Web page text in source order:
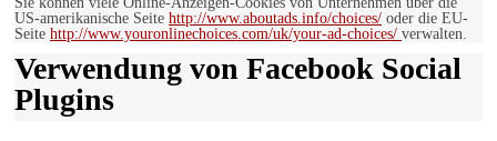
US-amerikanische Seite http://www.aboutads.info/choices/ oder die EU-
Seite http://www.youronlinechoices.com/uk/your-ad-choices/ verwalten.
Verwendung von Facebook Social
Plugins